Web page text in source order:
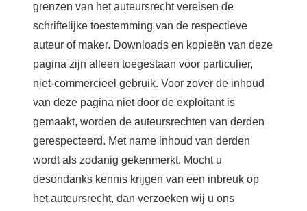
grenzen van het auteursrecht vereisen de
schriftelijke toestemming van de respectieve
auteur of maker. Downloads en kopieën van deze
pagina zijn alleen toegestaan voor particulier,
niet-commercieel gebruik. Voor zover de inhoud
van deze pagina niet door de exploitant is
gemaakt, worden de auteursrechten van derden
gerespecteerd. Met name inhoud van derden
wordt als zodanig gekenmerkt. Mocht u
desondanks kennis krijgen van een inbreuk op
het auteursrecht, dan verzoeken wij u ons